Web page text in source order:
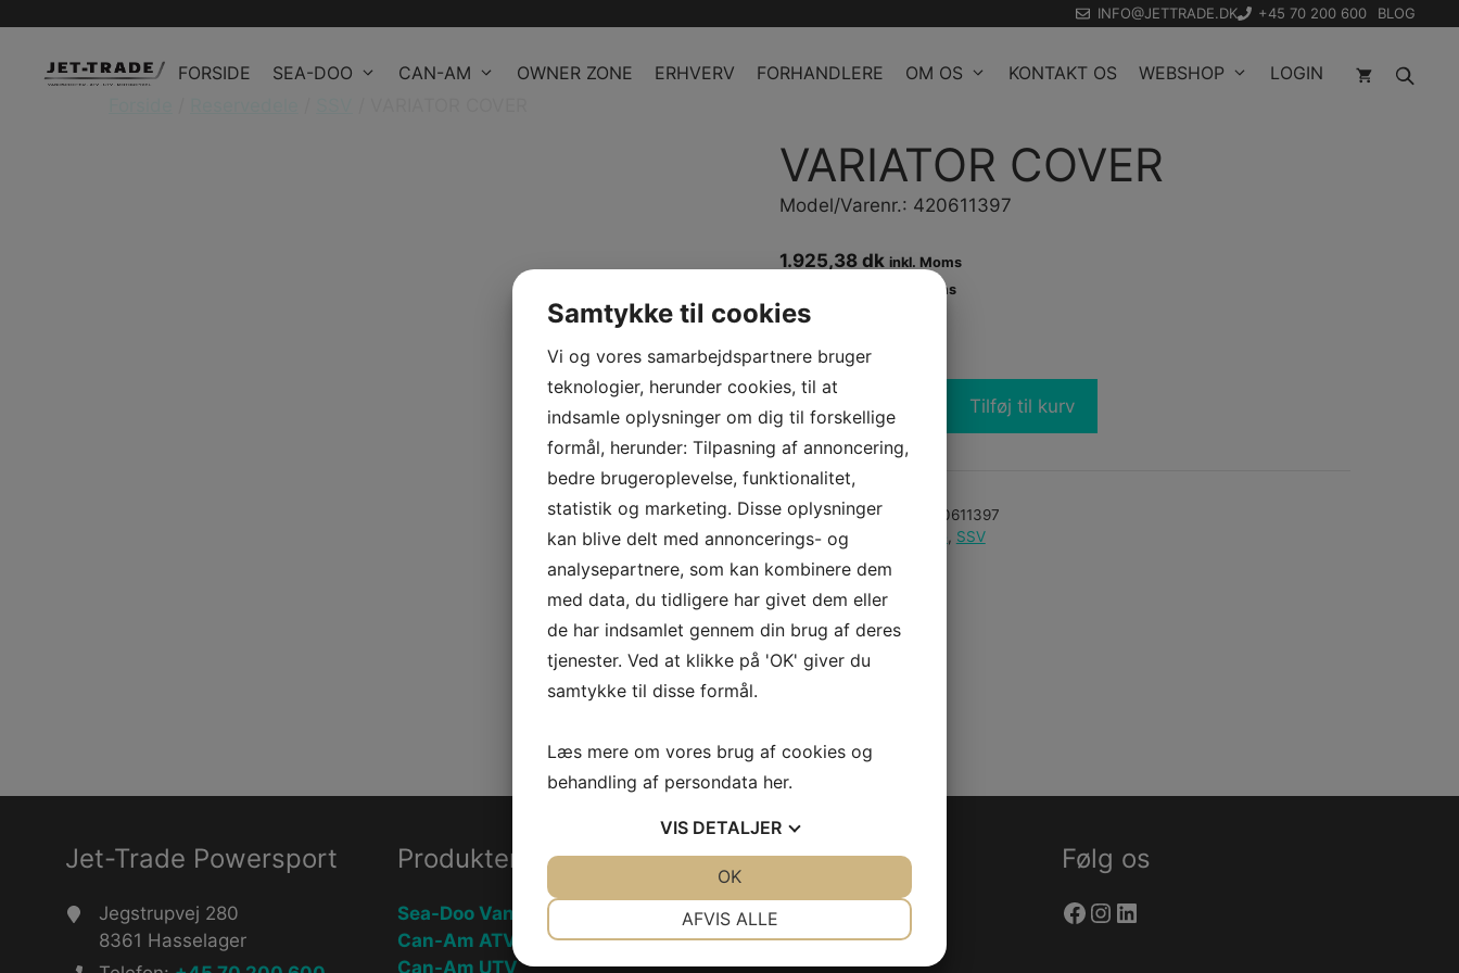
+45 70 200 600
INFO@JETTRADE.DK BLOG
FORSIDE SEA-DOO CAN-AM OWNER ZONE ERHVERV FORHANDLERE OM OS KONTAKT OS WEBSHOP
LOGIN
VARIATOR COVER
Model/Varenr.: 420611397
1.925,38 dk inkl. Moms
ex. Moms
-
VARIATOR
COVER
antal
Tilføj til kurv
Varenummer (SKU):
420611397
Kategorier:
, SSV
Jet-Trade Powersport
Jegstrupvej 280
8361 Hasselager
Produkter
Sea-Doo Vandscooter
Can-Am ATV
Can-Am UTV
Information
Handelsebetingelser
Privatlivspolitik
Følg os
Facebook
Instagram
LinkedIn
Samtykke til cookies
Vi og vores samarbejdspartnere bruger
teknologier, herunder cookies, til at
indsamle oplysninger om dig til forskellige
formål, herunder: Tilpasning af annoncering,
bedre brugeroplevelse, funktionalitet,
statistik og marketing. Disse oplysninger
kan blive delt med annoncerings- og
analysepartnere, som kan kombinere dem
med data, du tidligere har givet dem eller
de har indsamlet gennem din brug af deres
tjenester. Ved at klikke på 'OK' giver du
samtykke til disse formål.
Læs mere om vores brug af cookies og
behandling af persondata her.
VIS DETALJER
AFVIS ALLE
OK